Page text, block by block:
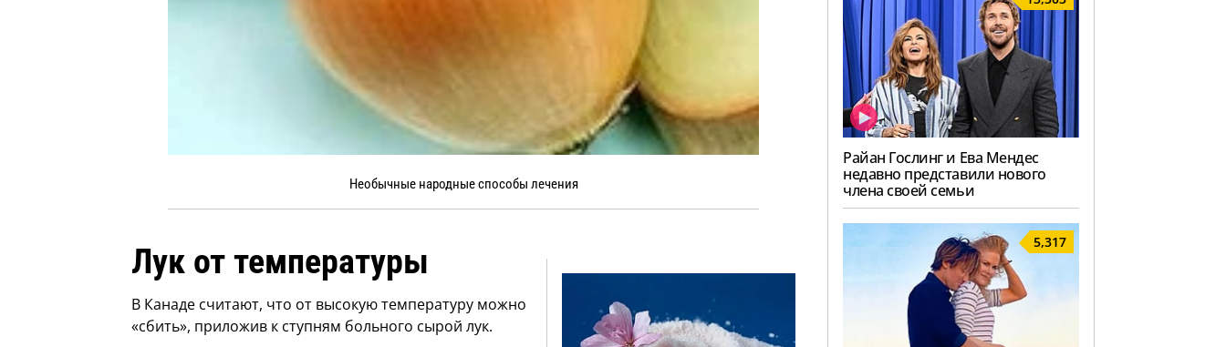
Необычные народные способы лечения
Лук от температуры
В Канаде считают, что от высокую температуру можно
«сбить», приложив к ступням больного сырой лук.
Райан Гослинг и Ева Мендес
недавно представили нового
члена своей семьи
5,317